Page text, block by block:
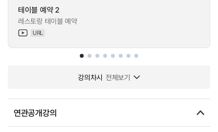
테이블 예약 2
레스토랑 테이블 예약
URL
강의차시 전체보기
연관공개강의